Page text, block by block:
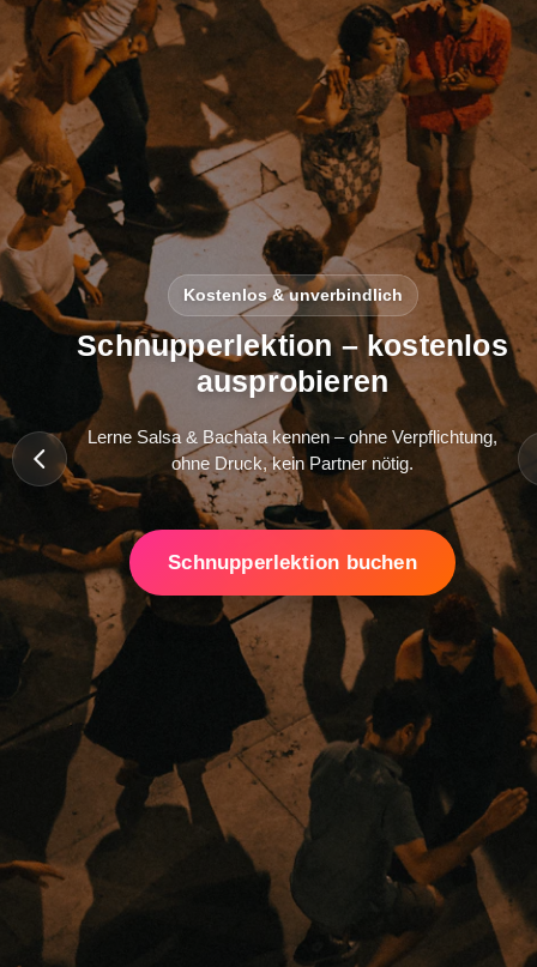
Kostenlos & unverbindlich
Schnupperlektion – kostenlos
ausprobieren
Lerne Salsa & Bachata kennen – ohne Verpflichtung,
ohne Druck, kein Partner nötig.
Schnupperlektion buchen